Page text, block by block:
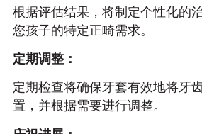
根据评估结果，将制定个性化的
您孩子的特定正畸需求。
定期调整：
定期检查将确保牙套有效地将牙
置，并根据需要进行调整。